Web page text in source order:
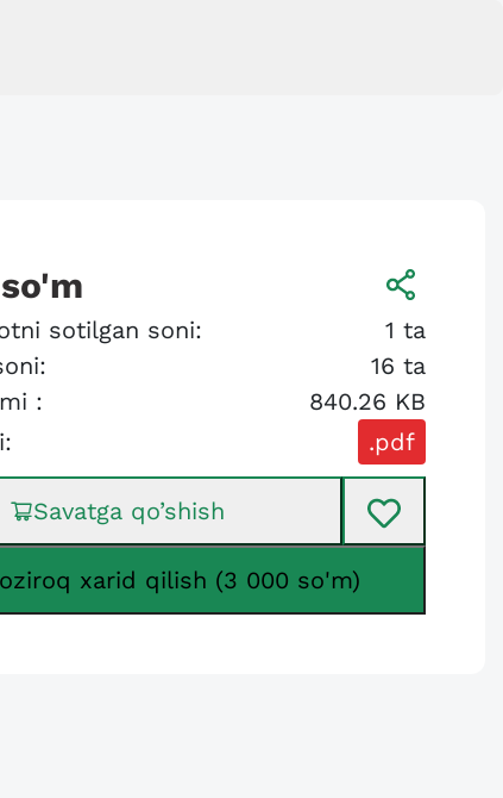
so'm
sotilgan soni: 1 ta
16 ta
:
840.26 KB
.pdf
Savatga qo’shish
xarid qilish (3 000 so'm)